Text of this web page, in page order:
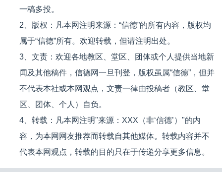
一稿多投。
2、版权：凡本网注明来源：“信德”的所有内容，版权均
属于“信德”所有。欢迎转载，但请注明出处。
3、文责：欢迎各地教区、堂区、团体或个人提供当地新
闻及其他稿件，信德网一旦刊登，版权虽属“信德”，但并
不代表本社或本网观点，文责一律由投稿者（教区、堂
区、团体、个人）自负。
4、转载：凡本网注明"来源：XXX（非‘信德’）"的内
容，为本网网友推荐而转载自其他媒体。转载内容并不
代表本网观点，转载的目的只在于传递分享更多信息。